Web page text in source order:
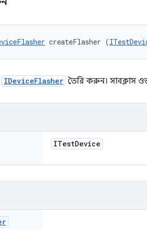
createFlasher (
IDeviceFlasher তৈরি করুন। সাবক্লাস
ITestDevice